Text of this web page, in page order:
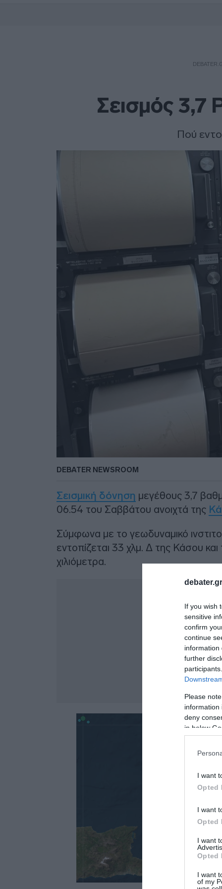
If you wish
sensitive
confirm
continue
information
further
Please
information
deny
in below
I want
Opted
I want
Opted
I want
Opted
I want
of my
Σεισμός 3,7
Πού
DEBATER NEWSROOM
Σεισμική δόνηση μεγέθους 3,7
06.54 του Σαββάτου ανοιχτά της
Σύμφωνα με τo γεωδυναμικό
εντοπίζεται 33 χλμ. Δ της Κάσου
χιλιόμετρα.